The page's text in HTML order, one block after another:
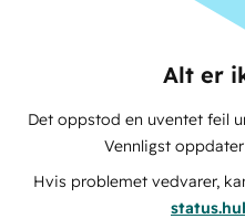
Alt er
Det oppstod en uventet feil
Vennligst
Hvis problemet vedvarer,